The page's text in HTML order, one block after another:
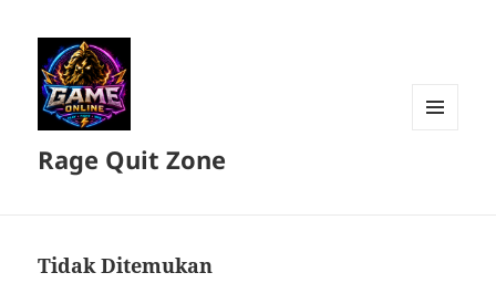
Rage Quit Zone
Tidak Ditemukan